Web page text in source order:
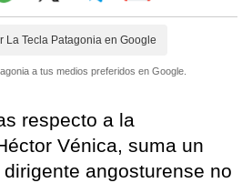
La Tecla Patagonia en Google
a tus medios preferidos en Google.
respecto a la
Vénica, suma un
angosturense no